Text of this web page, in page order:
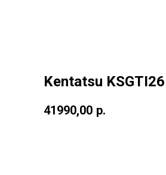
Kentatsu
41990,00 р.